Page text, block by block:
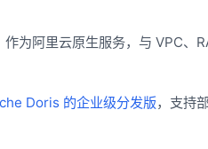
作为阿里云原生服务，与 VPC、
Doris 的企业级分发版，支持